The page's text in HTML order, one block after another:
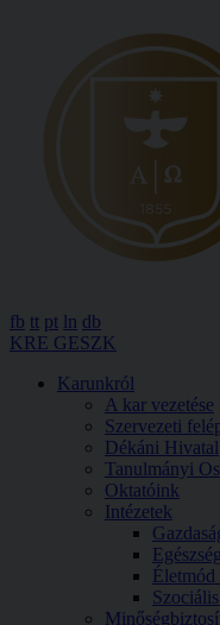
fb tt pt ln db
KRE GESZK
Karunkról
A kar vezetése
Szervezeti
Dékáni Hivatal
Tanulmányi
Oktatóink
Intézetek
Életmód